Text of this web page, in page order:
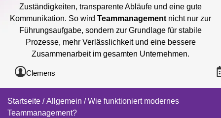
Zuständigkeiten, transparente Abläufe und eine gute
Kommunikation. So wird Teammanagementnicht nur zur
Führungsaufgabe, sondern zur Grundlage für stabile
Prozesse, mehr Verlässlichkeit und eine bessere
Zusammenarbeit im gesamten Unternehmen.
Clemens
Startseite / Allgemein / Wie funktioniert modernes
Teammanagement?